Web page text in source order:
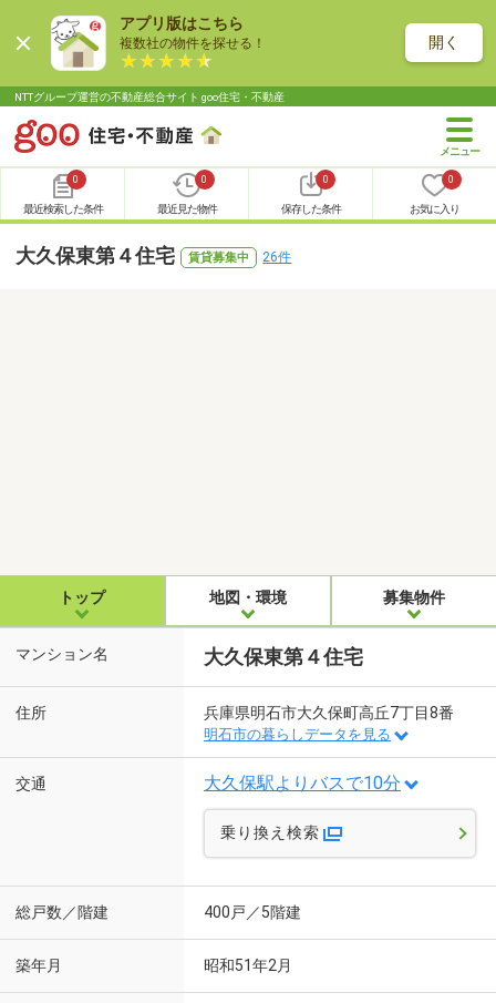
アプリ版はこちら
複数社の物件を探せる！ 開く
NTTグループ運営の不動産総合サイト goo住宅・不動産
0
最近検索した条件
0
最近見た物件
0
保存した条件
0
お気に入り
大久保東第４住宅 賃貸募集中 26件
トップ 地図・環境 募集物件
マンション名 大久保東第４住宅
住所 兵庫県明石市大久保町高丘7丁目8番
明石市の暮らしデータを見る
交通 大久保駅よりバスで10分
乗り換え検索
総戸数／階建 400戸／5階建
築年月 昭和51年2月